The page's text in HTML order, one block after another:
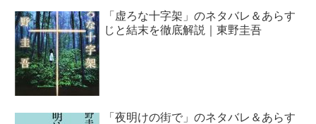
「虚ろな十字架」のネタバレ＆あらす
じと結末を徹底解説｜東野圭吾
「夜明けの街で」のネタバレ＆あらす